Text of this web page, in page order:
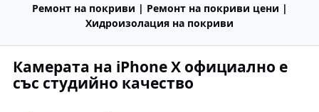
Ремонт на покриви | Ремонт на покриви цени |
Хидроизолация на покриви
Камерата на iPhone X официално е
със студийно качество